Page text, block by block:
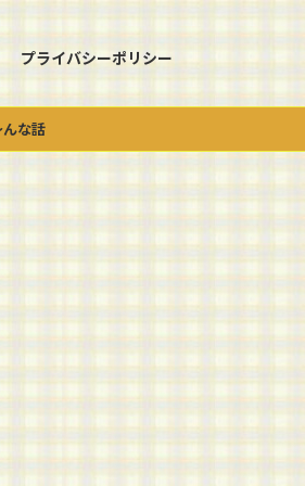
プライバシーポリシー
な話